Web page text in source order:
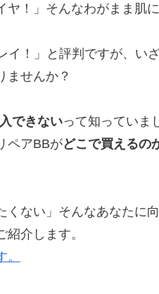
ヤ！」そんなわがまま肌
！」と評判ですが、い
ませんか？
できないって知っていま
ペアBBがどこで買えるの
くない」そんなあなたに
介します。